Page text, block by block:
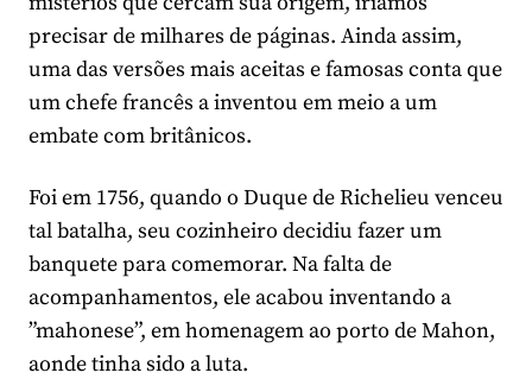
precisar de milhares de páginas. Ainda assim,
uma das versões mais aceitas e famosas conta que
um chefe francês a inventou em meio a um
embate com britânicos.
Foi em 1756, quando o Duque de Richelieu venceu
tal batalha, seu cozinheiro decidiu fazer um
banquete para comemorar. Na falta de
acompanhamentos, ele acabou inventando a
”mahonese”, em homenagem ao porto de Mahon,
aonde tinha sido a luta.